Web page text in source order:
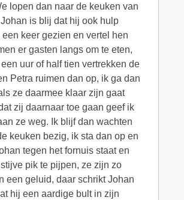
lopen dan naar de keuken van
is blij dat hij ook hulp
keer gezien en vertel hen
er gasten langs om te eten,
uur of half tien vertrekken de
Petra ruimen dan op, ik ga dan
ze daarmee klaar zijn gaat
zij daarnaar toe gaan geef ik
ze weg. Ik blijf dan wachten
keuken bezig, ik sta dan op en
tegen het fornuis staat en
pik te pijpen, ze zijn zo
een geluid, daar schrikt Johan
hij een aardige bult in zijn